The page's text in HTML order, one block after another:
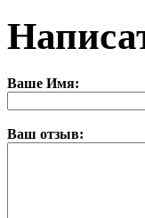
Ваше Имя:
Ваш отзыв: